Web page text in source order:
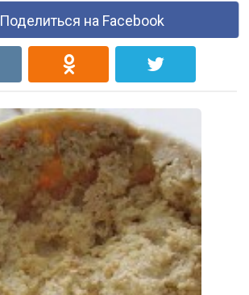
Поделиться на Facebook